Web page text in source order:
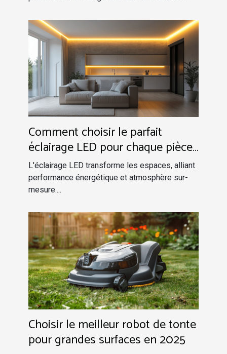
Comment choisir le parfait
éclairage LED pour chaque pièce
efficacité et ambiance
L'éclairage LED transforme les espaces, alliant
performance énergétique et atmosphère sur-
mesure....
Choisir le meilleur robot de tonte
pour grandes surfaces en 2025